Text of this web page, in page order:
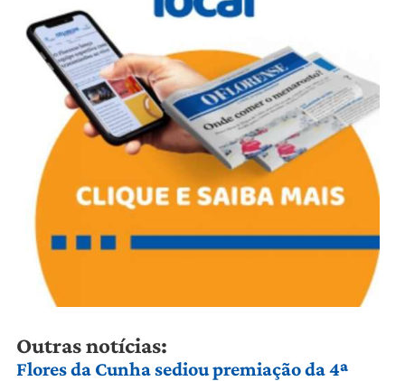
Outras notícias:
Flores da Cunha sediou premiação da 4ª